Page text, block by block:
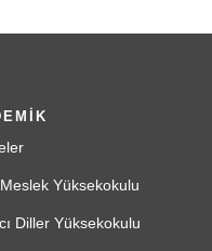
Yüksekokulu
Diller Yüksekokulu